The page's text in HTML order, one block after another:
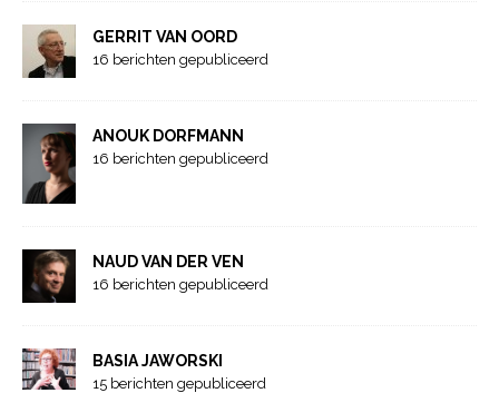
GERRIT VAN OORD
16 berichten gepubliceerd
ANOUK DORFMANN
16 berichten gepubliceerd
NAUD VAN DER VEN
16 berichten gepubliceerd
BASIA JAWORSKI
15 berichten gepubliceerd